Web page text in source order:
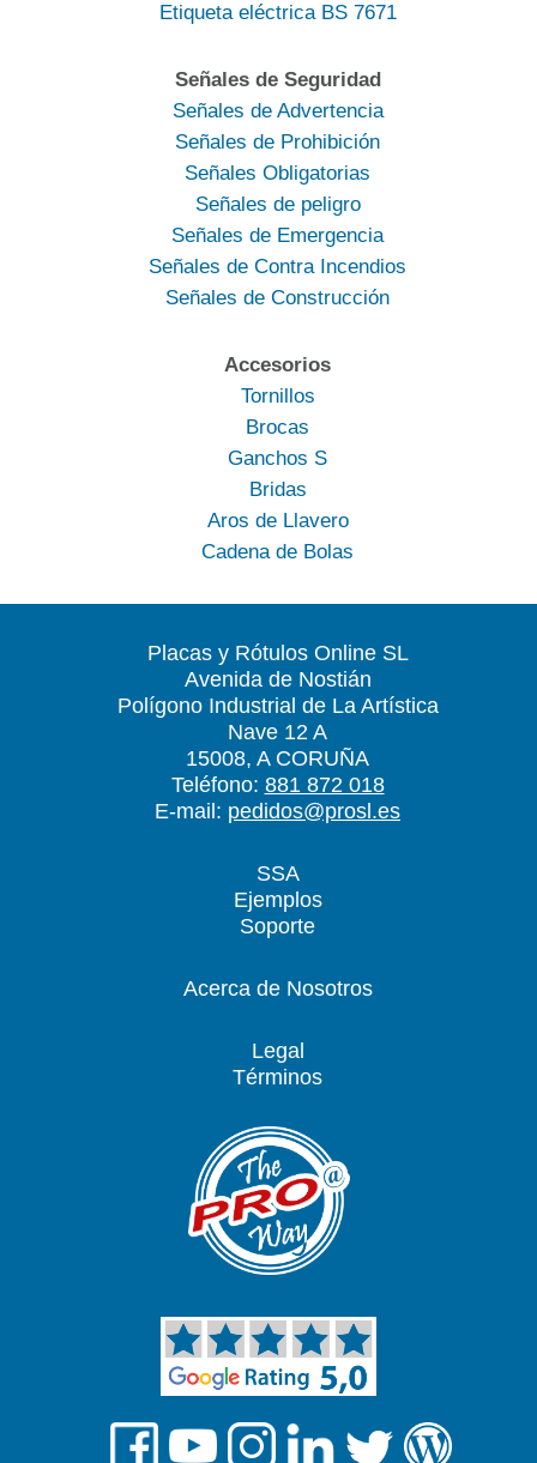
Etiqueta eléctrica BS 7671
Señales de Seguridad
Señales de Advertencia
Señales de Prohibición
Señales Obligatorias
Señales de peligro
Señales de Emergencia
Señales de Contra Incendios
Señales de Construcción
Accesorios
Tornillos
Brocas
Ganchos S
Bridas
Aros de Llavero
Cadena de Bolas
Placas y Rótulos Online SL
Avenida de Nostián
Polígono Industrial de La Artística
Nave 12 A
15008, A CORUÑA
Teléfono: 881 872 018
E-mail: pedidos@prosl.es
SSA
Ejemplos
Soporte
Acerca de Nosotros
Legal
Términos